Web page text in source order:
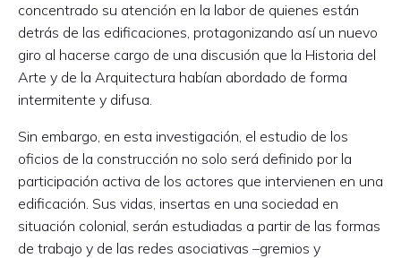
concentrado su atención en la labor de quienes están
detrás de las edificaciones, protagonizando así un nuevo
giro al hacerse cargo de una discusión que la Historia del
Arte y de la Arquitectura habían abordado de forma
intermitente y difusa.
Sin embargo, en esta investigación, el estudio de los
oficios de la construcción no solo será definido por la
participación activa de los actores que intervienen en una
edificación. Sus vidas, insertas en una sociedad en
situación colonial, serán estudiadas a partir de las formas
de trabajo y de las redes asociativas –gremios y